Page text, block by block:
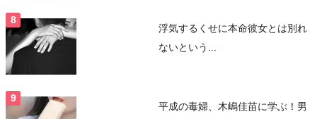
浮気するくせに本命彼女とは別れ
ないという...
平成の毒婦、木嶋佳苗に学ぶ！男